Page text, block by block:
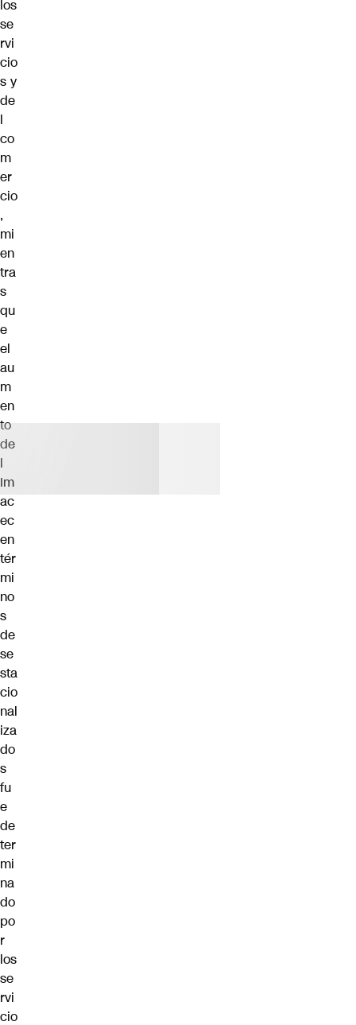
los
se
rvi
cio
s y
de
l
co
m
er
cio
,
mi
en
tra
s
qu
e
el
au
m
en
to
de
l
Im
ac
ec
en
tér
mi
no
s
de
se
sta
cio
nal
iza
do
s
fu
e
de
ter
mi
na
do
po
r
los
se
rvi
cio